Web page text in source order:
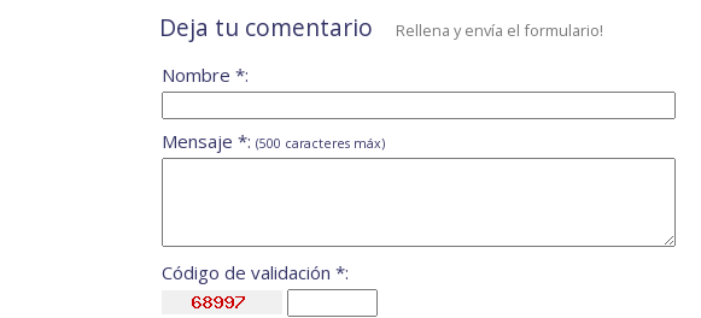
Deja tu comentario Rellena y envía el formulario!
Nombre *:
Mensaje *: (500 caracteres máx)
Código de validación *: